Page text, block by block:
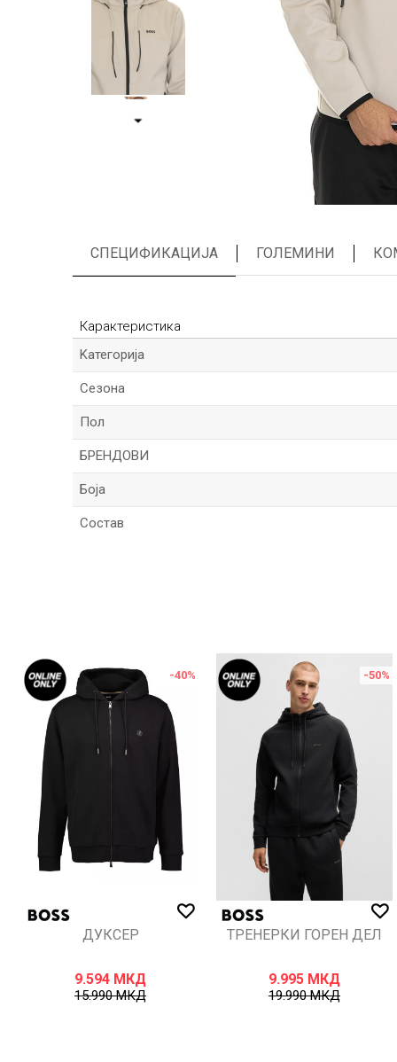
СПЕЦИФИКАЦИЈА ГОЛЕМИНИ
Карактеристика
Kатегорија
Сезона
Пол
БРЕНДОВИ
Боја
Состав
-40%
ДУКСЕР
9.594 МКД
15.990МКД
-50%
ТРЕНЕРКИ ГОРЕН ДЕЛ
9.995 МКД
19.990МКД